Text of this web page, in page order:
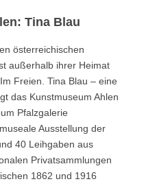
Tina Blau
österreichischen
außerhalb ihrer Heimat
Freien. Tina Blau – eine
das Kunstmuseum Ahlen
Pfalzgalerie
Ausstellung der
40 Leihgaben aus
Privatsammlungen
1862 und 1916